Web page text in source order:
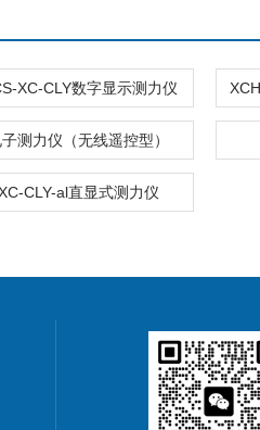
XC-CLY数字显示测力仪
测力仪（无线遥控型）
CLY-al直显式测力仪